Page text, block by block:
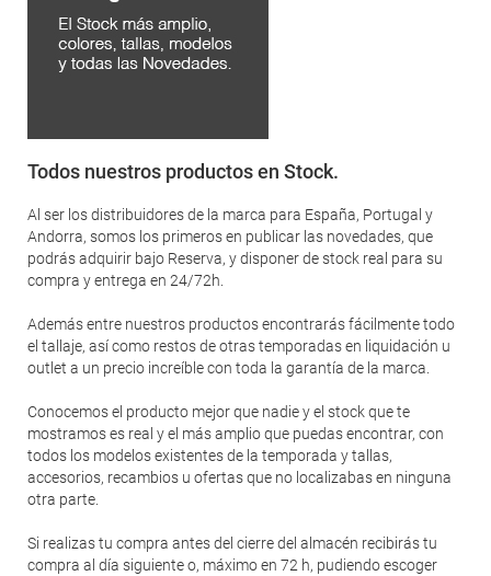
Todos nuestros productos en Stock.
Al ser los distribuidores de la marca para España, Portugal y
Andorra, somos los primeros en publicar las novedades, que
podrás adquirir bajo Reserva, y disponer de stock real para su
compra y entrega en 24/72h.
Además entre nuestros productos encontrarás fácilmente todo
el tallaje, así como restos de otras temporadas en liquidación u
outlet a un precio increíble con toda la garantía de la marca.
Conocemos el producto mejor que nadie y el stock que te
mostramos es real y el más amplio que puedas encontrar, con
todos los modelos existentes de la temporada y tallas,
accesorios, recambios u ofertas que no localizabas en ninguna
otra parte.
Si realizas tu compra antes del cierre del almacén recibirás tu
compra al día siguiente o, máximo en 72 h, pudiendo escoger